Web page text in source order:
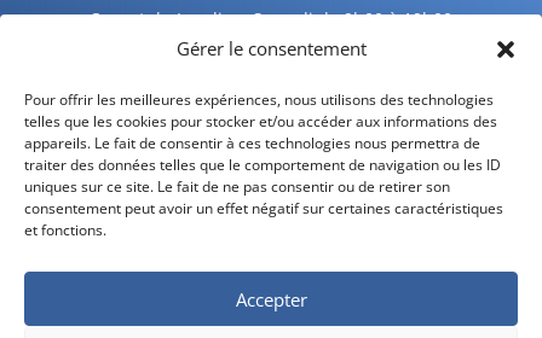
Gérer le consentement
Pour offrir les meilleures expériences, nous utilisons des technologies
telles que les cookies pour stocker et/ou accéder aux informations des
appareils. Le fait de consentir à ces technologies nous permettra de
traiter des données telles que le comportement de navigation ou les ID
uniques sur ce site. Le fait de ne pas consentir ou de retirer son
consentement peut avoir un effet négatif sur certaines caractéristiques
et fonctions.
Accepter
Ouvert du Lundi au Samedi de 9h00 à 19h00
Informations légales
Mentions légales
Politique de confidentialité